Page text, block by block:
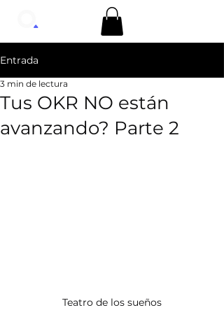
Entrada
Tus OKR NO están
avanzando? Parte 2
3 min de lectura
Teatro de los sueños